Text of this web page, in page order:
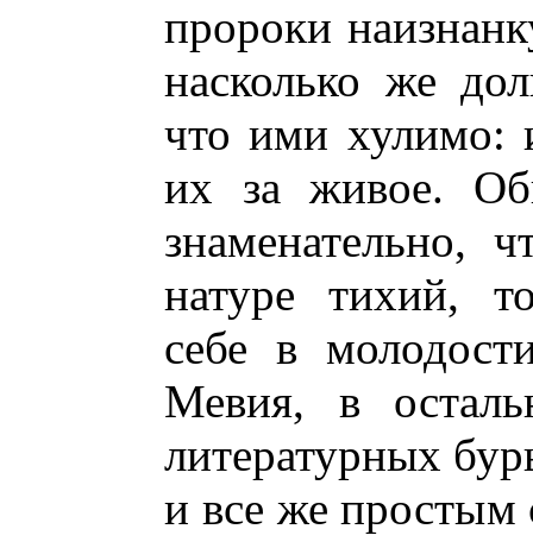
пророки
насколько же
что ими хулимо:
их за живое.
знаменательно,
натуре тихий,
себе в
Мевия, в
литературных
и все же простым